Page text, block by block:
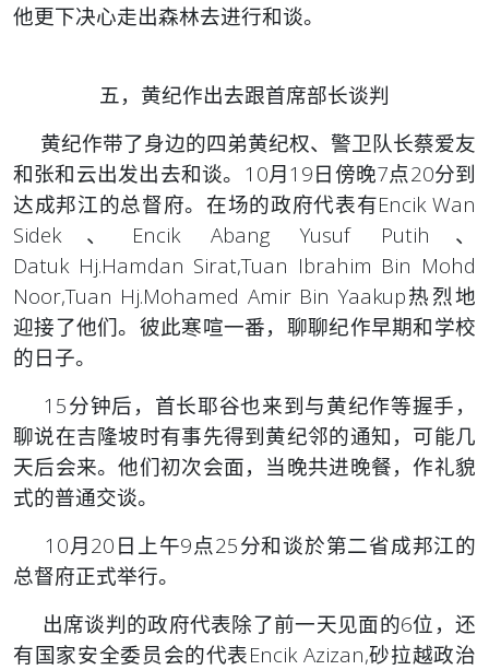
他更下决心走出森林去进行和谈。
五，黄纪作出去跟首席部长谈判
黄纪作带了身边的四弟黄纪权、警卫队长蔡爱友
和张和云出发出去和谈。10月19日傍晚7点20分到
达成邦江的总督府。在场的政府代表有Encik Wan
Sidek、Encik Abang Yusuf Putih、
Datuk Hj.Hamdan Sirat,Tuan Ibrahim Bin Mohd
Noor,Tuan Hj.Mohamed Amir Bin Yaakup热烈地
迎接了他们。彼此寒喧一番，聊聊纪作早期和学校
的日子。
15分钟后，首长耶谷也来到与黄纪作等握手，
聊说在吉隆坡时有事先得到黄纪邻的通知，可能几
天后会来。他们初次会面，当晚共进晚餐，作礼貌
式的普通交谈。
10月20日上午9点25分和谈於第二省成邦江的
总督府正式举行。
出席谈判的政府代表除了前一天见面的6位，还
有国家安全委员会的代表Encik Azizan,砂拉越政治